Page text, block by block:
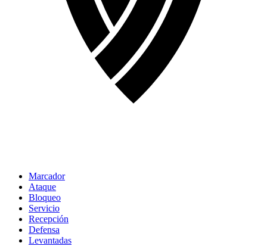
Marcador
Ataque
Bloqueo
Servicio
Recepción
Defensa
Levantadas